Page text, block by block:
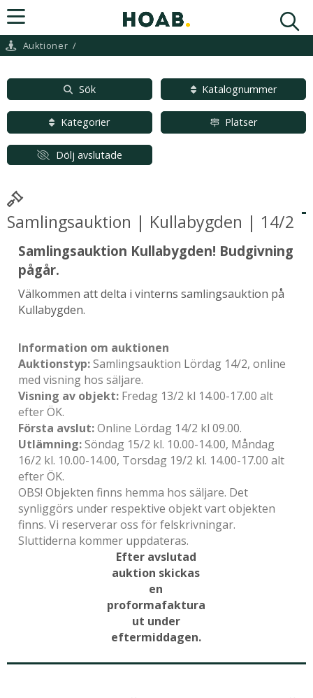
Auktioner /
Sök Katalognummer
Kategorier Platser
Dölj avslutade
Samlingsauktion | Kullabygden | 14/2
Samlingsauktion Kullabygden! Budgivning
pågår.
Välkommen att delta i vinterns samlingsauktion på
Kullabygden.
Information om auktionen
Auktionstyp:Samlingsauktion Lördag 14/2, online
med visning hos säljare.
Visning av objekt:Fredag 13/2 kl 14.00-17.00 alt
efter ÖK.
Första avslut:Online Lördag 14/2 kl 09.00.
Utlämning:Söndag 15/2 kl. 10.00-14.00, Måndag
16/2 kl. 10.00-14.00, Torsdag 19/2 kl. 14.00-17.00 alt
efter ÖK.
OBS! Objekten finns hemma hos säljare. Det
synliggörs under respektive objekt vart objekten
finns. Vi reserverar oss för felskrivningar.
Sluttiderna kommer uppdateras.
Efter avslutad
auktion skickas
en
proformafaktura
ut under
eftermiddagen.